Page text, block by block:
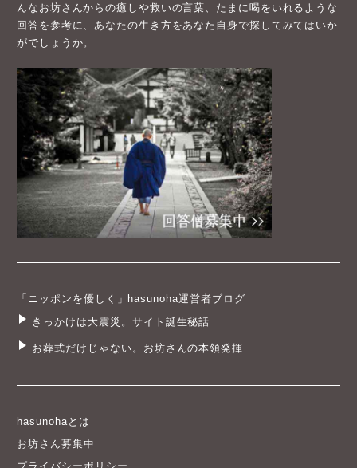
んなお坊さんからの癒しや救いの言葉、たまに喝をいれるような
回答を参考に、あなたの生き方をあなた自身で探してみてはいか
がでしょうか。
「ニッポンを優しく」hasunoha運営者ブログ
きっかけは大震災。サイト誕生秘話
お葬式だけじゃない。お坊さんの本領発揮
hasunohaとは
お坊さん募集中